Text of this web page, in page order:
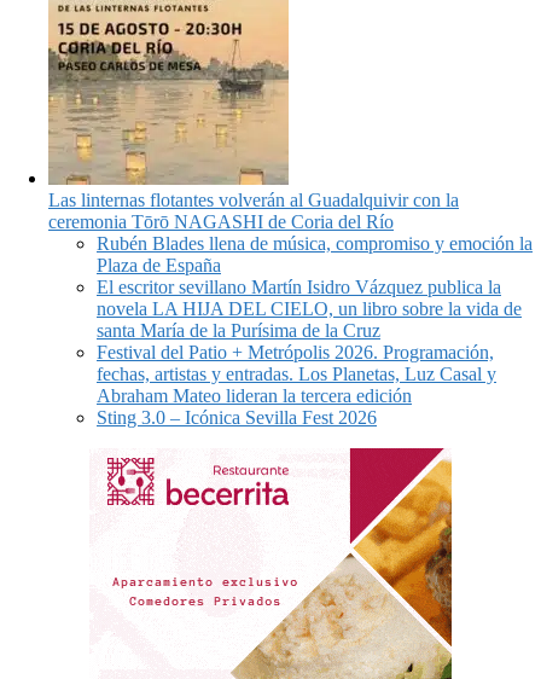
Las linternas flotantes volverán al Guadalquivir con la
ceremonia Tōrō NAGASHI de Coria del Río
Rubén Blades llena de música, compromiso y emoción la
Plaza de España
El escritor sevillano Martín Isidro Vázquez publica la
novela LA HIJA DEL CIELO, un libro sobre la vida de
santa María de la Purísima de la Cruz
Festival del Patio + Metrópolis 2026. Programación,
fechas, artistas y entradas. Los Planetas, Luz Casal y
Abraham Mateo lideran la tercera edición
Sting 3.0 – Icónica Sevilla Fest 2026